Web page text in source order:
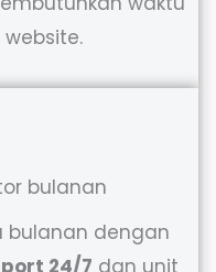
bulanan
bulanan dengan
24/7 dan unit